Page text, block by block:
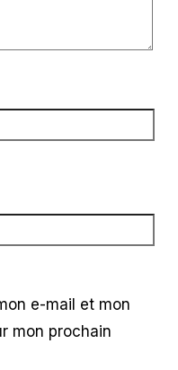
e-mail et mon
mon prochain